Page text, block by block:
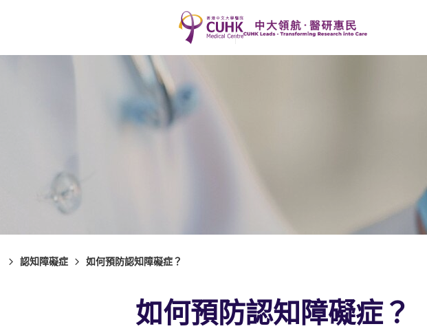
認知障礙症 如何預防認知障礙症？
如何預防認知障礙症？